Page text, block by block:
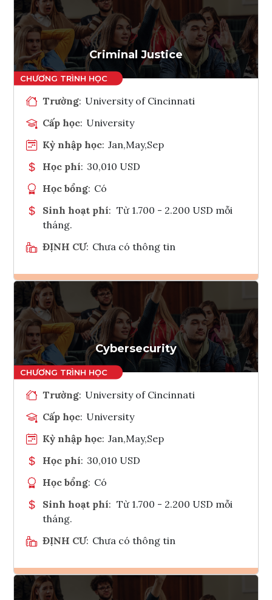
Criminal Justice
Trường: University of Cincinnati
Cấp học: University
Kỳ nhập học: Jan,May,Sep
Học phí: 30,010 USD
Học bổng: Có
Sinh hoạt phí: Từ 1.700 - 2.200 USD mỗi
tháng.
ĐỊNH CƯ: Chưa có thông tin
Ghi danh
Tham vấn Interlink
Cybersecurity
Trường: University of Cincinnati
Cấp học: University
Kỳ nhập học: Jan,May,Sep
Học phí: 30,010 USD
Học bổng: Có
Sinh hoạt phí: Từ 1.700 - 2.200 USD mỗi
tháng.
ĐỊNH CƯ: Chưa có thông tin
Ghi danh